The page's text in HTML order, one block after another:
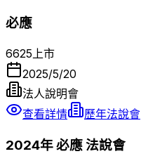
必應
6625 上市
2025/5/20
法人說明會
查看詳情
歷年法說會
2024年必應法說會